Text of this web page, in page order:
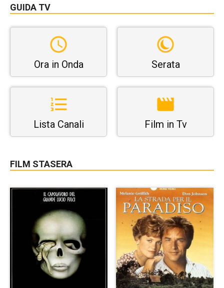
GUIDA TV
Ora in Onda Serata
Lista Canali Film in Tv
FILM STASERA